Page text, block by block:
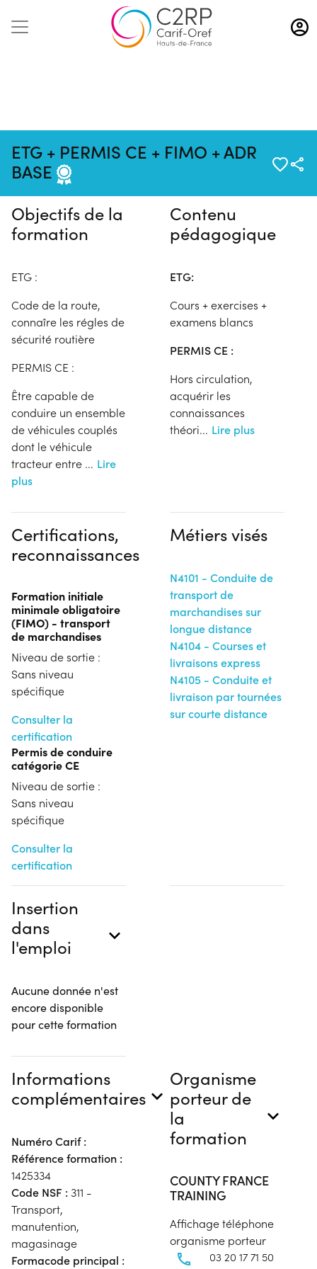
Aller
au
contenu
ETG + PERMIS CE + FIMO + ADR
BASE
Pas de session programmée en
ce moment
Objectifs de la
formation
ETG :
Code de la route,
connaîre les régles de
sécurité routière
PERMIS CE :
Être capable de
conduire un ensemble
de véhicules couplés
dont le véhicule
tracteur entre ... Lire
plus
Contenu
pédagogique
ETG:
Cours + exercises +
examens blancs
PERMIS CE :
Hors circulation,
acquérir les
connaissances
théori... Lire plus
Certifications,
reconnaissances
Formation initiale
minimale obligatoire
(FIMO) - transport
de marchandises
Niveau de sortie :
Sans niveau
spécifique
Consulter la
certification
Permis de conduire
catégorie CE
Niveau de sortie :
Sans niveau
spécifique
Consulter la
certification
Métiers visés
N4101 - Conduite de
transport de
marchandises sur
longue distance
N4104 - Courses et
livraisons express
N4105 - Conduite et
livraison par tournées
sur courte distance
Insertion
dans
l'emploi
Aucune donnée n'est
encore disponible
pour cette formation
Informations
complémentaires
Numéro Carif :
Référence formation :
1425334
Code NSF : 311 -
Transport,
manutention,
magasinage
Formacode principal :
Organisme
porteur de
la
formation
COUNTY FRANCE
TRAINING
Affichage téléphone
organisme porteur
03 20 17 71 50